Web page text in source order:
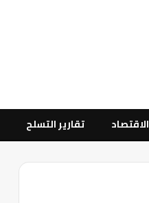
الاقتصاد تقارير التسلح